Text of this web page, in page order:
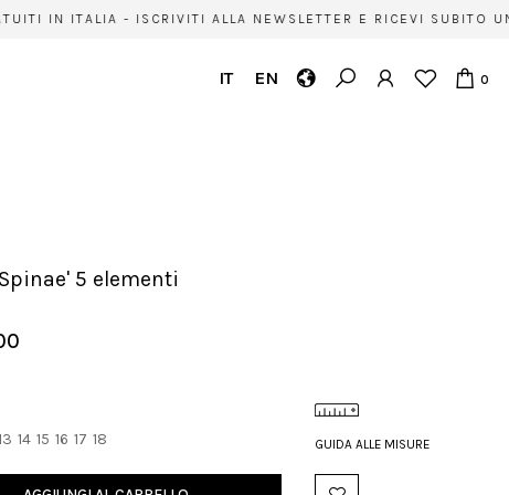
IN ITALIA - ISCRIVITI ALLA NEWSLETTER E RICEVI
IT EN 0
'Spinae' 5 elementi
GUIDA ALLE MISURE
14 15 16 17 18